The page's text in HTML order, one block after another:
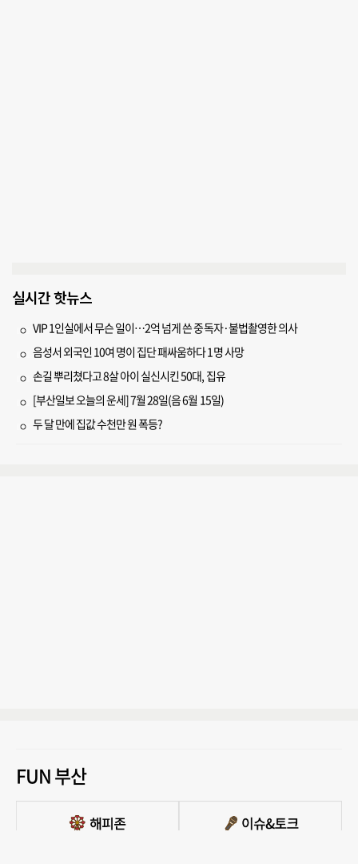
실시간 핫뉴스
VIP 1인실에서 무슨 일이…2억 넘게 쓴 중독자·불법촬영한 의사
음성서 외국인 10여 명이 집단 패싸움하다 1명 사망
손길 뿌리쳤다고 8살 아이 실신시킨 50대, 집유
[부산일보 오늘의 운세] 7월 28일(음 6월 15일)
두 달 만에 집값 수천만 원 폭등?
FUN 부산